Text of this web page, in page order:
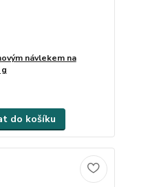
návlekem na
do košíku